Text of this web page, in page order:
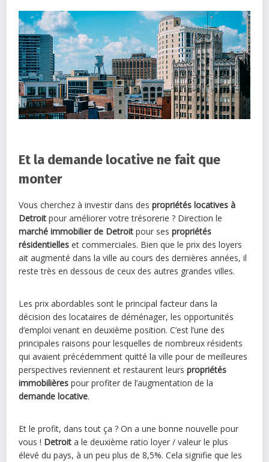
Et la demande locative ne fait que
monter
Vous cherchez à investir dans despropriétés locatives à
Detroit pour améliorer votre trésorerie ? Direction le
marché immobilier de Detroit pour sespropriétés
résidentielles et commerciales. Bien que le prix des loyers
ait augmenté dans la ville au cours des dernières années, il
reste très en dessous de ceux des autres grandes villes.
Les prix abordables sont le principal facteur dans la
décision des locataires de déménager, les opportunités
d’emploi venant en deuxième position. C’est l’une des
principales raisons pour lesquelles de nombreux résidents
qui avaient précédemment quitté la ville pour de meilleures
perspectives reviennent et restaurent leurspropriétés
immobilières pour profiter de l’augmentation de la
demande locative.
Et le profit, dans tout ça ? On a une bonne nouvelle pour
vous ! Detroit a le deuxième ratio loyer / valeur le plus
élevé du pays, à un peu plus de 8,5%. Cela signifie que les